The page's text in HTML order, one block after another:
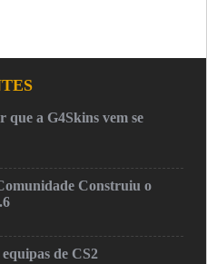
que a G4Skins vem se
Construiu o
de CS2